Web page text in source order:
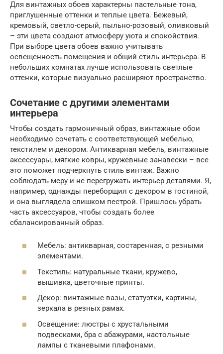
Для винтажных обоев характерны пастельные тона,
приглушенные оттенки и теплые цвета. Бежевый,
кремовый, светло-серый, пыльно-розовый, оливковый
– эти цвета создают атмосферу уюта и спокойствия.
При выборе цвета обоев важно учитывать
освещенность помещения и общий стиль интерьера. В
небольших комнатах лучше использовать светлые
оттенки, которые визуально расширяют пространство.
Сочетание с другими элементами
интерьера
Чтобы создать гармоничный образ, винтажные обои
необходимо сочетать с соответствующей мебелью,
текстилем и декором. Антикварная мебель, винтажные
аксессуары, мягкие ковры, кружевные занавески – все
это поможет подчеркнуть стиль винтаж. Важно
соблюдать меру и не перегружать интерьер деталями. Я,
например, однажды переборщил с декором в гостиной,
и она выглядела слишком пестрой. Пришлось убрать
часть аксессуаров, чтобы создать более
сбалансированный образ.
Мебель: антикварная, состаренная, с резными
элементами.
Текстиль: натуральные ткани, кружево,
вышивка, цветочные принты.
Декор: винтажные вазы, статуэтки, картины,
зеркала в резных рамах.
Освещение: люстры с хрустальными
подвесками, бра с абажурами, настольные
лампы с тканевыми плафонами.